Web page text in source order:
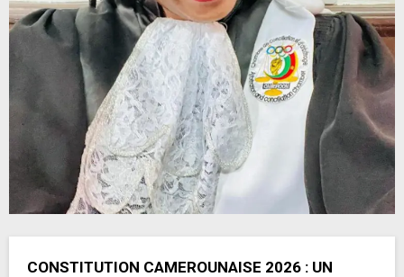
CONSTITUTION CAMEROUNAISE 2026 : UN